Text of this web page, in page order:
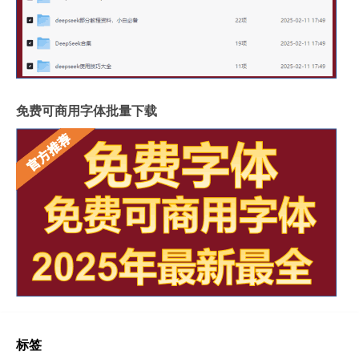
免费可商用字体批量下载
标签